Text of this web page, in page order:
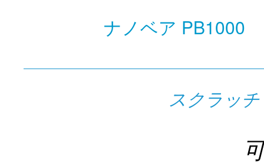
ナノベア PB1000
スクラッ